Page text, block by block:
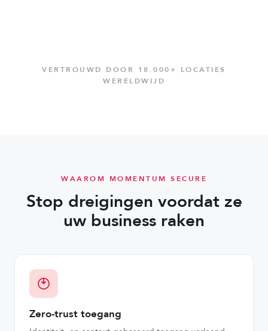
VERTROUWD DOOR 18.000+ LOCATIES
WERELDWIJD
WAAROM MOMENTUM SECURE
Stop dreigingen voordat ze
uw business raken
Zero-trust toegang